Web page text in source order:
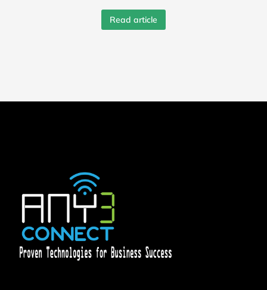
Read article